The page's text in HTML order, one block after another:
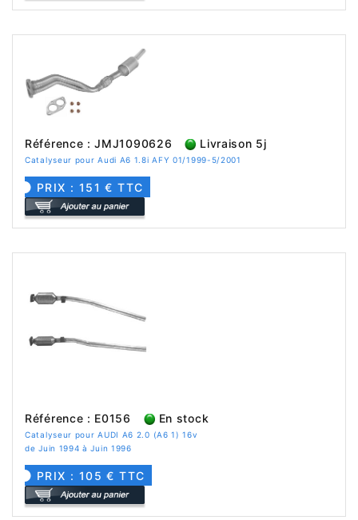
Référence : JMJ1090626 Livraison 5j
Catalyseur pour Audi A6 1.8i AFY 01/1999-5/2001
PRIX : 151 € TTC
Référence : E0156 En stock
Catalyseur pour AUDI A6 2.0 (A6 1) 16v
de Juin 1994 à Juin 1996
PRIX : 105 € TTC